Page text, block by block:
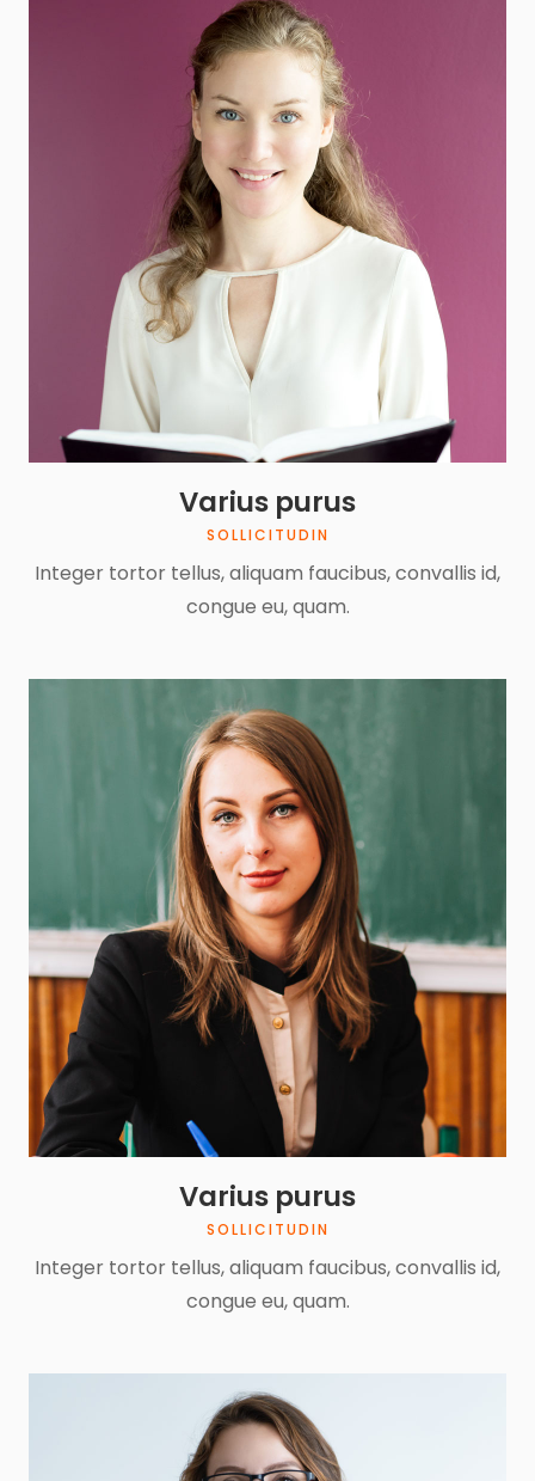
Varius purus
SOLLICITUDIN
Integer tortor tellus, aliquam faucibus, convallis id,
congue eu, quam.
Varius purus
SOLLICITUDIN
Integer tortor tellus, aliquam faucibus, convallis id,
congue eu, quam.